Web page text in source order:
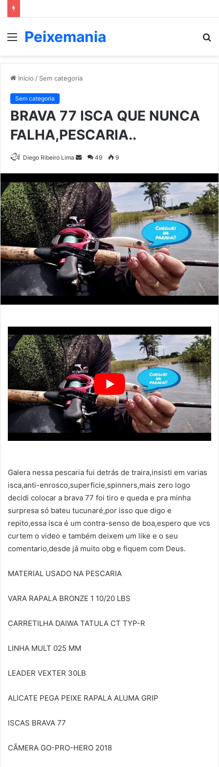
Menu
Peixemania
Início / Sem categoria
Sem categoria
BRAVA 77 ISCA QUE NUNCA
FALHA,PESCARIA..
Diego Ribeiro Lima
Mande
e-
mail
49 9
Galera nessa pescaria fui detrás de traira,insisti em varias
isca,anti-enrosco,superficie,spinners,mais zero logo
decidi colocar a brava 77 foi tiro e queda e pra minha
surpresa só bateu tucunaré,por isso que digo e
repito,essa isca é um contra-senso de boa,espero que vcs
curtem o video e também deixem um like e o seu
comentario,desde já muito obg e fiquem com Deus.
MATERIAL USADO NA PESCARIA
VARA RAPALA BRONZE 1 10/20 LBS
CARRETILHA DAIWA TATULA CT TYP-R
LINHA MULT 025 MM
LEADER VEXTER 30LB
ALICATE PEGA PEIXE RAPALA ALUMA GRIP
ISCAS BRAVA 77
CÃMERA GO-PRO-HERO 2018